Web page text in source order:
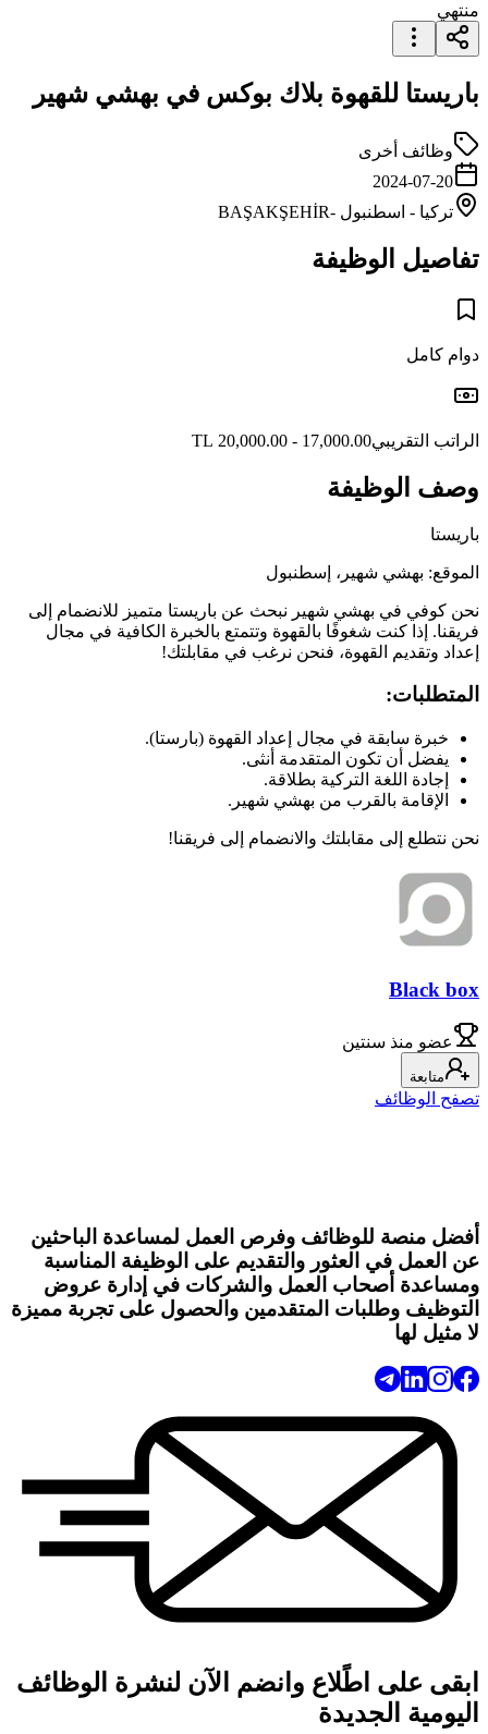
منتهي
باريستا للقهوة بلاك بوكس في بهشي شهير
وظائف أخرى
2024-07-20
تركيا - اسطنبول -BAŞAKŞEHİR
تفاصيل الوظيفة
دوام كامل
الراتب التقريبي17,000.00 - 20,000.00 TL
وصف الوظيفة
باريستا
الموقع: بهشي شهير، إسطنبول
نحن كوفي في بهشي شهير نبحث عن باريستا متميز للانضمام إلى
فريقنا. إذا كنت شغوفًا بالقهوة وتتمتع بالخبرة الكافية في مجال
إعداد وتقديم القهوة، فنحن نرغب في مقابلتك!
المتطلبات:
خبرة سابقة في مجال إعداد القهوة (بارستا).
يفضل أن تكون المتقدمة أنثى.
إجادة اللغة التركية بطلاقة.
الإقامة بالقرب من بهشي شهير.
نحن نتطلع إلى مقابلتك والانضمام إلى فريقنا!
Black box
عضو منذ سنتين
متابعة
تصفح الوظائف
أفضل منصة للوظائف وفرص العمل لمساعدة الباحثين
عن العمل في العثور والتقديم على الوظيفة المناسبة
ومساعدة أصحاب العمل والشركات في إدارة عروض
التوظيف وطلبات المتقدمين والحصول على تجربة مميزة
لا مثيل لها
ابقى على اطًلاع وانضم الآن لنشرة الوظائف
اليومية الجديدة